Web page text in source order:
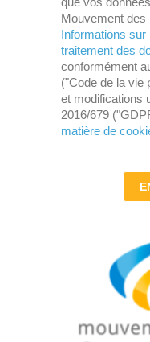
Mouvement des
Informations sur
traitement des
conformément
("Code de la vie
et modifications
2016/679
matière de